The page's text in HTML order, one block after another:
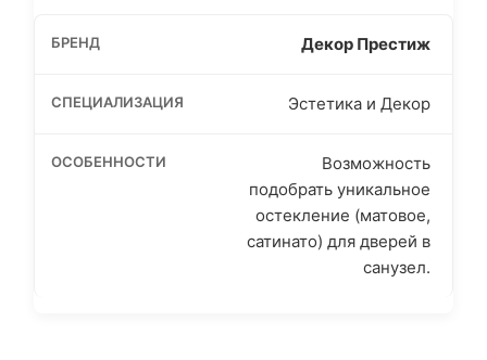
Декор Престиж
Эстетика и Декор
Возможность
подобрать уникальное
остекление (матовое,
сатинато) для дверей в
санузел.